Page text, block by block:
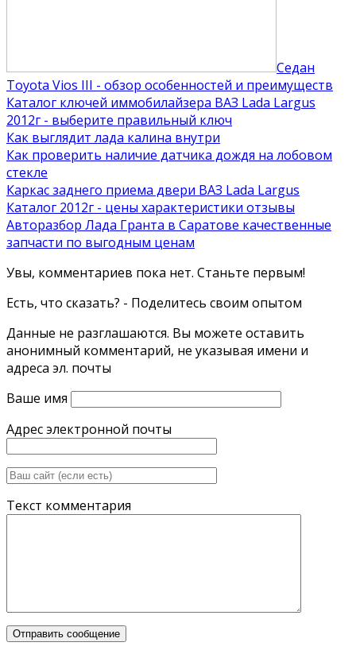
Седан
Toyota Vios III - обзор особенностей и преимуществ
Каталог ключей иммобилайзера ВАЗ Lada Largus
2012г - выберите правильный ключ
Как выглядит лада калина внутри
Как проверить наличие датчика дождя на лобовом
стекле
Каркас заднего приема двери ВАЗ Lada Largus
Каталог 2012г - цены характеристики отзывы
Авторазбор Лада Гранта в Саратове качественные
запчасти по выгодным ценам
Увы, комментариев пока нет. Станьте первым!
Есть, что сказать? - Поделитесь своим опытом
Данные не разглашаются. Вы можете оставить
анонимный комментарий, не указывая имени и
адреса эл. почты
Ваше имя
Адрес электронной почты
Текст комментария